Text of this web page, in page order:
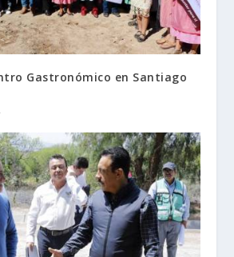
Gastronómico en Santiago